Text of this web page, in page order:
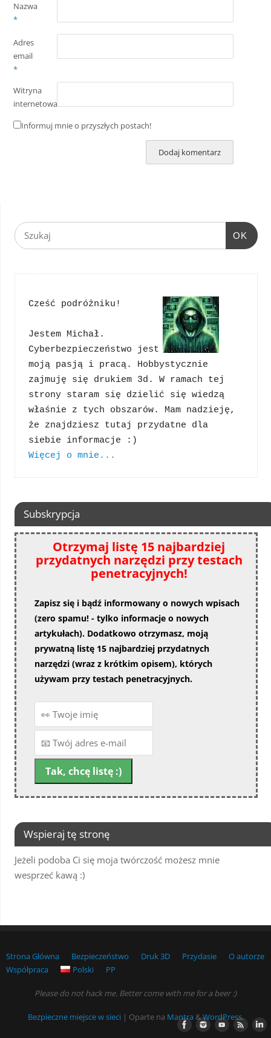
Nazwa
*
Adres
email
*
Witryna
internetowa
Informuj mnie o przyszłych postach!
OK
Cześć podróżniku!
Jestem Michał.
Cyberbezpieczeństwo jest
moją pasją i pracą. Hobbystycznie
zajmuję się drukiem 3d. W ramach tej
strony staram się dzielić się wiedzą
właśnie z tych obszarów. Mam nadzieję,
że znajdziesz tutaj przydatne dla
Więcej o mnie...
Subskrypcja
Otrzymaj listę 15 najbardziej
przydatnych narzędzi przy testach
penetracyjnych!
Zapisz się i bądź informowany o nowych wpisach
(zero spamu! - tylko informacje o nowych
artykułach). Dodatkowo otrzymasz, moją
prywatną listę 15 najbardziej przydatnych
narzędzi (wraz z krótkim opisem), których
używam przy testach penetracyjnych.
Wspieraj tę stronę
Jeżeli podoba Ci się moja twórczość możesz mnie
wesprzeć kawą :)
Strona Główna Bezpieczeństwo Druk 3D Przydasie
O autorze
Współpraca
Polski PP
Please do not hack me. Better come with me for a beer :)
Bezpieczne miejsce w sieci| Oparte na Mantra&WordPress.